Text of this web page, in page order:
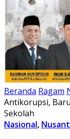
Beranda Ragam
Antikorupsi,
Sekolah
Nasional,